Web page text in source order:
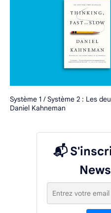
Système 1 / Système 2 : Les
Daniel Kahneman
📬